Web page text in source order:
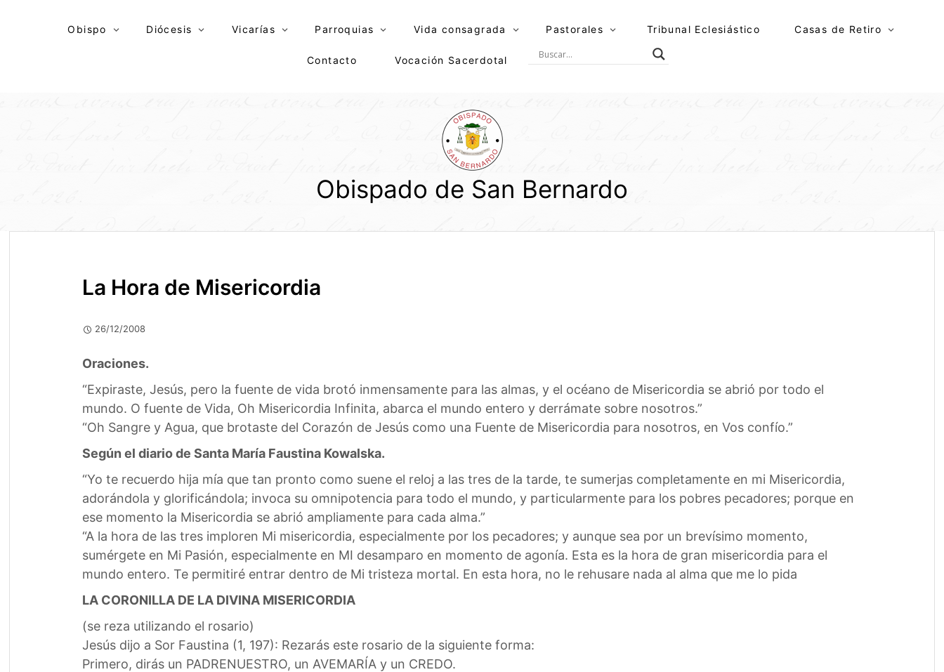
Obispo Diócesis Vicarías Parroquias Vida consagrada Pastorales Tribunal Eclesiástico Casas de Retiro
Contacto Vocación Sacerdotal
Obispado de San Bernardo
La Hora de Misericordia
26/12/2008
Oraciones.
“Expiraste, Jesús, pero la fuente de vida brotó inmensamente para las almas, y el océano de Misericordia se abrió por todo el
mundo. O fuente de Vida, Oh Misericordia Infinita, abarca el mundo entero y derrámate sobre nosotros.”
“Oh Sangre y Agua, que brotaste del Corazón de Jesús como una Fuente de Misericordia para nosotros, en Vos confío.”
Según el diario de Santa María Faustina Kowalska.
“Yo te recuerdo hija mía que tan pronto como suene el reloj a las tres de la tarde, te sumerjas completamente en mi Misericordia,
adorándola y glorificándola; invoca su omnipotencia para todo el mundo, y particularmente para los pobres pecadores; porque en
ese momento la Misericordia se abrió ampliamente para cada alma.”
“A la hora de las tres imploren Mi misericordia, especialmente por los pecadores; y aunque sea por un brevísimo momento,
sumérgete en Mi Pasión, especialmente en MI desamparo en momento de agonía. Esta es la hora de gran misericordia para el
mundo entero. Te permitiré entrar dentro de Mi tristeza mortal. En esta hora, no le rehusare nada al alma que me lo pida
LA CORONILLA DE LA DIVINA MISERICORDIA
(se reza utilizando el rosario)
Jesús dijo a Sor Faustina (1, 197): Rezarás este rosario de la siguiente forma:
Primero, dirás un PADRENUESTRO, un AVEMARÍA y un CREDO.